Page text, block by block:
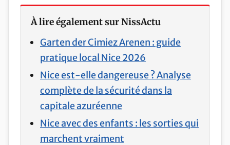
À lire également sur NissActu
Garten der Cimiez Arenen : guide
pratique local Nice 2026
Nice est-elle dangereuse ? Analyse
complète de la sécurité dans la
capitale azuréenne
Nice avec des enfants : les sorties qui
marchent vraiment